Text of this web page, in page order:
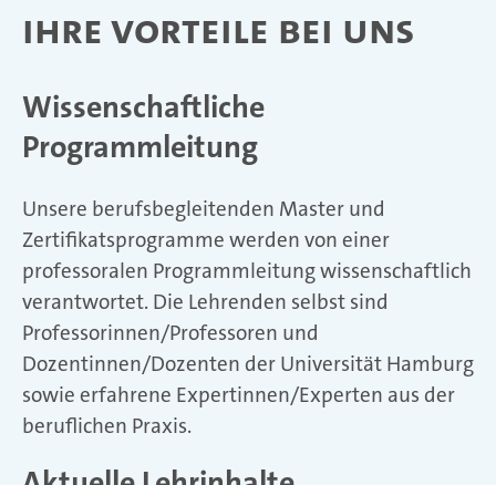
Ihre Vorteile bei uns
Wissenschaftliche
Programmleitung
Unsere berufsbegleitenden Master und
Zertifikatsprogramme werden von einer
professoralen Programmleitung wissenschaftlich
verantwortet. Die Lehrenden selbst sind
Professorinnen/Professoren und
Dozentinnen/Dozenten der Universität Hamburg
sowie erfahrene Expertinnen/Experten aus der
beruflichen Praxis.